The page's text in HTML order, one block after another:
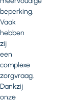
beperking.
Vaak
hebben
zij
een
complexe
zorgvraag.
Dankzij
onze